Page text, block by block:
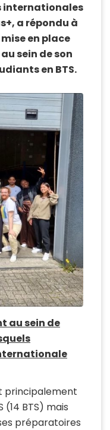
internationales
a répondu à
en place
sein de son
en BTS.
au sein de
principalement
(14 BTS) mais
préparatoires